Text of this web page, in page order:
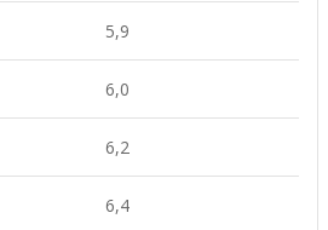
5,9
6,0
6,2
6,4